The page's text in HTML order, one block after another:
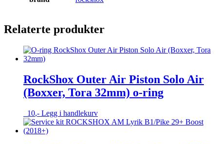
Relaterte produkter
RockShox Outer Air Piston Solo Air
(Boxxer, Tora 32mm) o-ring
10,- Legg i handlekurv